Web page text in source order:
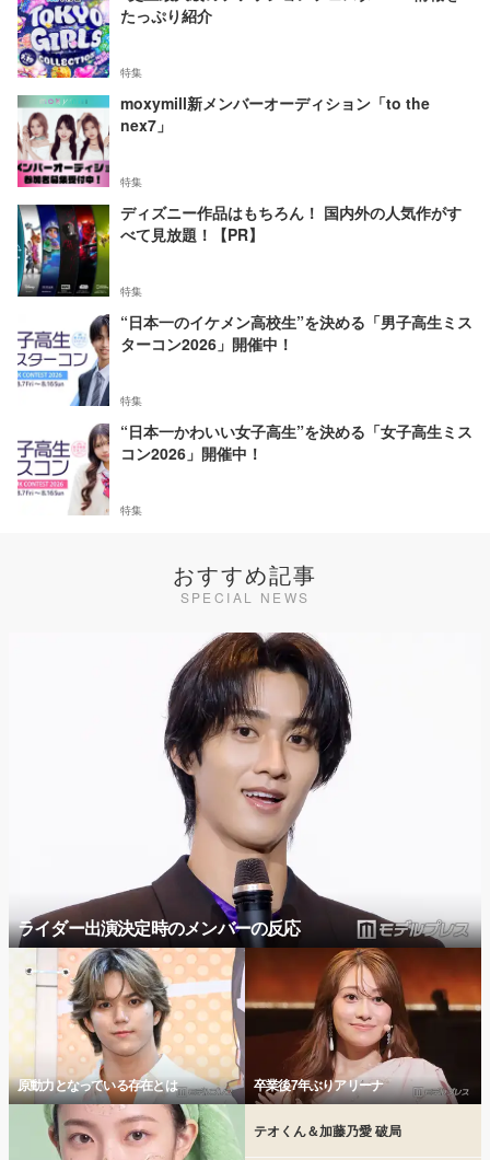
たっぷり紹介
特集
moxymill新メンバーオーディション「to the
nex7」
特集
ディズニー作品はもちろん！ 国内外の人気作がす
べて見放題！【PR】
特集
“日本一のイケメン高校生”を決める「男子高生ミス
ターコン2026」開催中！
特集
“日本一かわいい女子高生”を決める「女子高生ミス
コン2026」開催中！
特集
おすすめ記事
SPECIAL NEWS
ライダー出演決定時のメンバーの反応
原動力となっている存在とは 卒業後7年ぶりアリーナ
テオくん＆加藤乃愛 破局